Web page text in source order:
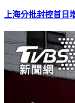
上海分批封控首